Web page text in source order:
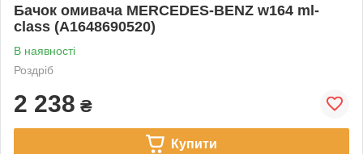
Бачок омивача MERCEDES-BENZ w164 ml-
class (A1648690520)
В наявності
Роздріб
2 238 ₴
Купити